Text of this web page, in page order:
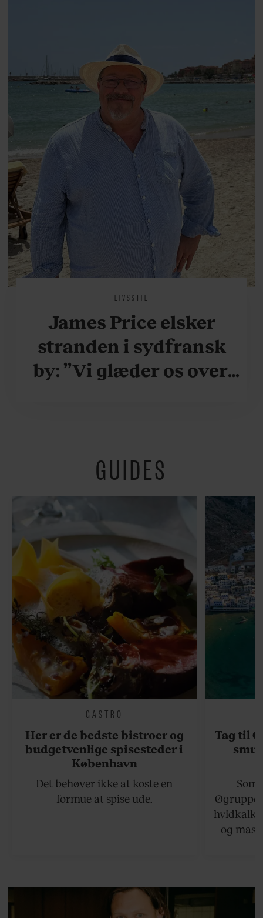
arv, angst, familieliv, frygten for
at miste stemmen og den
livsglæde, han nægter at give slip
på.
LIVSSTIL
James Price elsker
stranden i sydfransk
by: ”Vi glæder os over,
fredeligt”
GUIDES
GASTRO
Her er de bedste bistroer og
budgetvenlige spisesteder i
København
Det behøver ikke at koste en
formue at spise ude.
Tag til
og